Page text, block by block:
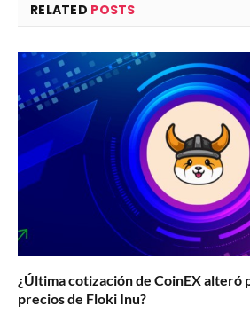
RELATED POSTS
¿Última cotización de CoinEX alteró
precios de Floki Inu?